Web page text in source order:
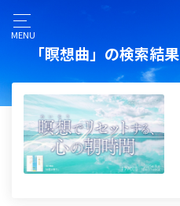
MENU
「瞑想曲」の検索結果